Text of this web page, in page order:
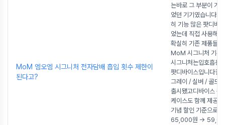
MoM 엠오엠 시그니처 전자담배 흡입 횟수 제한이
된다고?
는바로 그 부분이 가
었던 기기였습니다처
히 기능 많은 팟디바
었는데 직접 사용해
확실히 기존 제품들
MoM 시그니처 기본
시그니처는입호흡용
팟디바이스입니다컬
그레이 / 실버 / 골드
출시됐고디바이스 구
케이스도 함께 제공
기념 할인 기준으로는
65,000원 →